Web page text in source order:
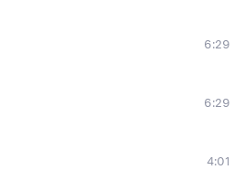
6:29
6:29
4:01